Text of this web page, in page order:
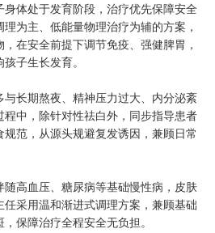
体处于发育阶段，治疗优先保障安全
为主、低能量物理治疗为辅的方案，
在安全前提下调节免疫、强健脾胃，
子生长发育。
长期熬夜、精神压力过大、内分泌紊
中，除针对性祛白外，同步指导患者
范，从源头规避复发诱因，兼顾日常
高血压、糖尿病等基础慢性病，皮肤
采用温和渐进式调理方案，兼顾基础
保障治疗全程安全无负担。